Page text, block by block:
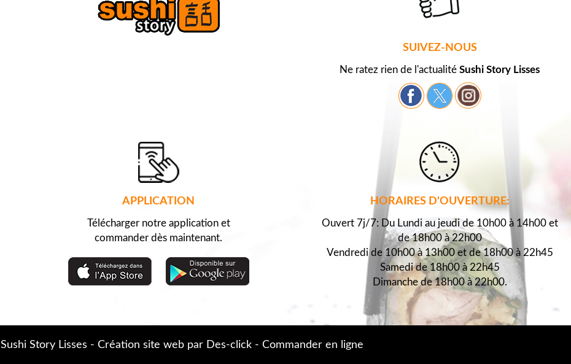
SUIVEZ-NOUS
Ne ratez rien de l'actualité Sushi Story Lisses
APPLICATION
Télécharger notre application et
commander dès maintenant.
HORAIRES D'OUVERTURE:
Ouvert 7j/7: Du Lundi au jeudi de 10h00 à 14h00 et
de 18h00 à 22h00
Vendredi de 10h00 à 13h00 et de 18h00 à 22h45
Samedi de 18h00 à 22h45
Dimanche de 18h00 à 22h00.
Sushi Story Lisses - Création site web par Des-click - Commander en ligne